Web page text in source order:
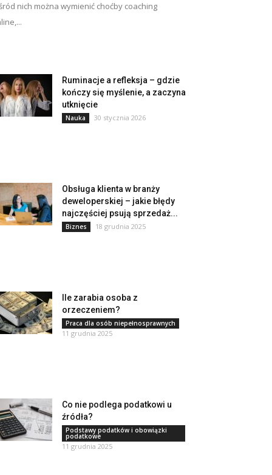
nich można wymienić choćby coaching
Ruminacje a refleksja – gdzie
kończy się myślenie, a zaczyna
utknięcie
Nauka 30 stycznia 2026
Obsługa klienta w branży
deweloperskiej – jakie błędy
najczęściej psują sprzedaż...
Biznes 18 grudnia 2025
Ile zarabia osoba z
orzeczeniem?
Praca dla osób niepełnosprawnych
11 grudnia 2025
Co nie podlega podatkowi u
źródła?
Podstawy podatków i obowiązki
podatkowe
11 grudnia 2025